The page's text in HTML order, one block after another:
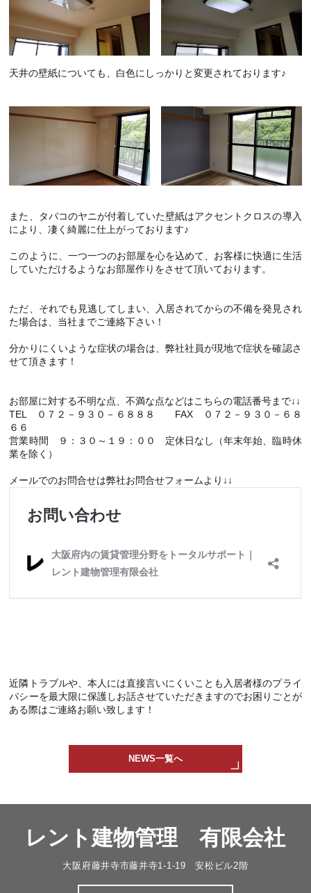
天井の壁紙についても、白色にしっかりと変更されております♪
また、タバコのヤニが付着していた壁紙はアクセントクロスの導入
により、凄く綺麗に仕上がっております♪
このように、一つ一つのお部屋を心を込めて、お客様に快適に生活
していただけるようなお部屋作りをさせて頂いております。
ただ、それでも見逃してしまい、入居されてからの不備を発見され
た場合は、当社までご連絡下さい！
分かりにくいような症状の場合は、弊社社員が現地で症状を確認さ
せて頂きます！
お部屋に対する不明な点、不満な点などはこちらの電話番号まで↓↓
TEL ０７２－９３０－６８８８ FAX ０７２－９３０－６８
６６
営業時間 ９：３０～１９：００ 定休日なし（年末年始、臨時休
業を除く）
メールでのお問合せは弊社お問合せフォームより↓↓
近隣トラブルや、本人には直接言いにくいことも入居者様のプライ
バシーを最大限に保護しお話させていただきますのでお困りごとが
ある際はご連絡お願い致します！
NEWS一覧へ
レント建物管理 有限会社
大阪府藤井寺市藤井寺1-1-19 安松ビル2階